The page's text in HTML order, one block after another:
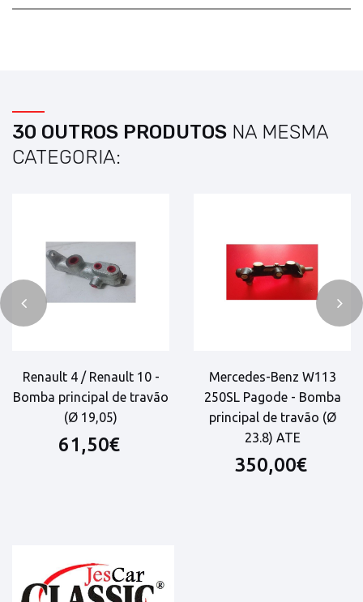
30 OUTROS PRODUTOS NA MESMA
CATEGORIA:
Renault 4 / Renault 10 -
Bomba principal de travão
(Ø 19,05)
61,50€
Mercedes-Benz W113
250SL Pagode - Bomba
principal de travão (Ø
23.8) ATE
350,00€